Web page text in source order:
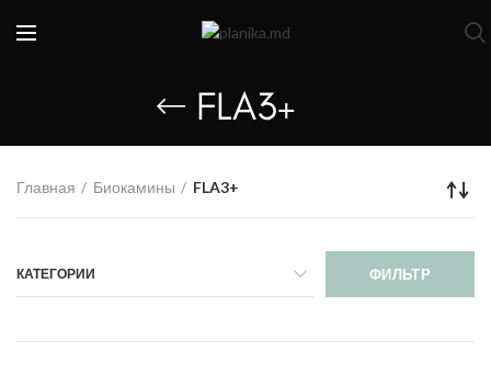
FLA3+
Главная Биокамины FLA3+
КАТЕГОРИИ ФИЛЬТР